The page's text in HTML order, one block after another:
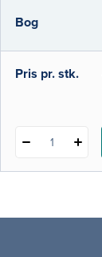
Bog
e-bog
Pris pr. stk.
1